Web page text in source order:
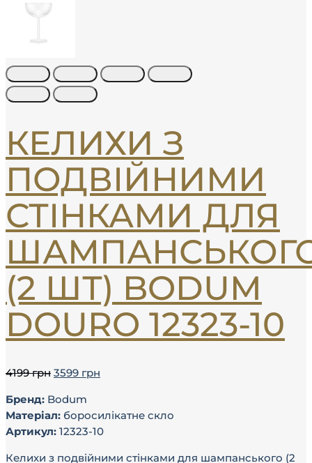
КЕЛИХИ З
ПОДВІЙНИМИ
СТІНКАМИ ДЛЯ
(2 ШТ) BODUM
DOURO 12323-10
4199грн 3599 грн
Бренд: Bodum
Матеріал: боросилікатне скло
Артикул: 12323-10
Келихи з подвійними стінками для шампанського (2